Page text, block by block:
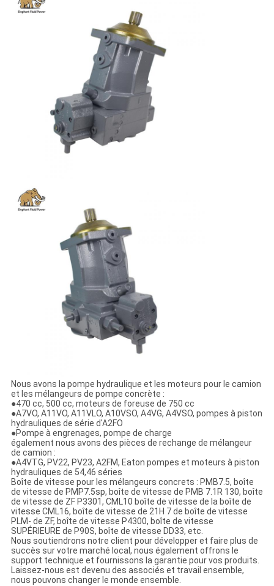
Nous avons la pompe hydraulique et les moteurs pour le camion
et les mélangeurs de pompe concrète :
●470 cc, 500 cc, moteurs de foreuse de 750 cc
●A7VO, A11VO, A11VLO, A10VSO, A4VG, A4VSO, pompes à piston
hydrauliques de série d'A2FO
●Pompe à engrenages, pompe de charge
également nous avons des pièces de rechange de mélangeur
de camion :
●A4VTG, PV22, PV23, A2FM, Eaton pompes et moteurs à piston
hydrauliques de 54,46 séries
Boîte de vitesse pour les mélangeurs concrets : PMB7.5, boîte
de vitesse de PMP7.5sp, boîte de vitesse de PMB 7.1R 130, boîte
de vitesse de ZF P3301, CML10 boîte de vitesse de la boîte de
vitesse CML16, boîte de vitesse de 21H 7 de boîte de vitesse
PLM- de ZF, boîte de vitesse P4300, boîte de vitesse
SUPÉRIEURE de P90S, boîte de vitesse DD33, etc.
Nous soutiendrons notre client pour développer et faire plus de
succès sur votre marché local, nous également offrons le
support technique et fournissons la garantie pour vos produits.
Laissez-nous est devenu des associés et travail ensemble,
nous pouvons changer le monde ensemble.